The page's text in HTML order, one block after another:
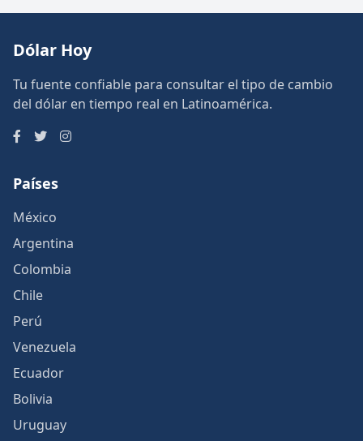
Dólar Hoy
Tu fuente confiable para consultar el tipo de cambio
del dólar en tiempo real en Latinoamérica.
Países
México
Argentina
Colombia
Chile
Perú
Venezuela
Ecuador
Bolivia
Uruguay